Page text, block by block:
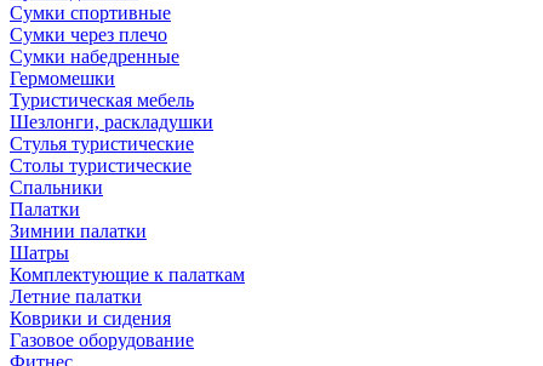
Сумки спортивные
Сумки через плечо
Сумки набедренные
Гермомешки
Туристическая мебель
Шезлонги, раскладушки
Стулья туристические
Столы туристические
Спальники
Палатки
Зимнии палатки
Шатры
Комплектующие к палаткам
Летние палатки
Коврики и сидения
Газовое оборудование
Фитнес